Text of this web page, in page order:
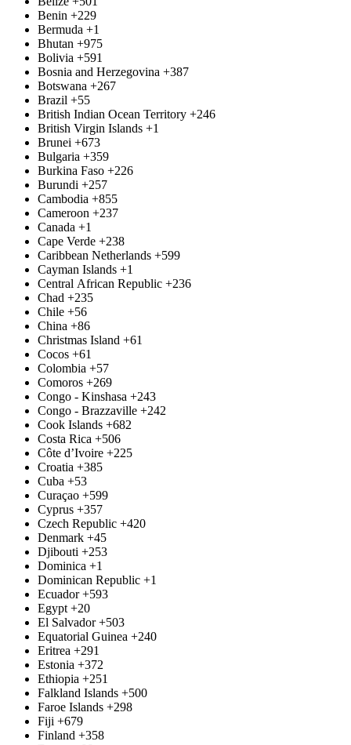
Benin +229
Bermuda +1
Bhutan +975
Bolivia +591
Bosnia and Herzegovina +387
Botswana +267
Brazil +55
British Indian Ocean Territory +246
British Virgin Islands +1
Brunei +673
Bulgaria +359
Burkina Faso +226
Burundi +257
Cambodia +855
Cameroon +237
Canada +1
Cape Verde +238
Caribbean Netherlands +599
Cayman Islands +1
Central African Republic +236
Chad +235
Chile +56
China +86
Christmas Island +61
Cocos +61
Colombia +57
Comoros +269
Congo - Kinshasa +243
Congo - Brazzaville +242
Cook Islands +682
Costa Rica +506
Côte d’Ivoire +225
Croatia +385
Cuba +53
Curaçao +599
Cyprus +357
Czech Republic +420
Denmark +45
Djibouti +253
Dominica +1
Dominican Republic +1
Ecuador +593
Egypt +20
El Salvador +503
Equatorial Guinea +240
Eritrea +291
Estonia +372
Ethiopia +251
Falkland Islands +500
Faroe Islands +298
Fiji +679
Finland +358